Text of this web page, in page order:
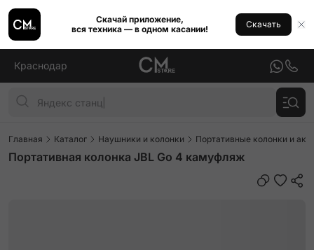
Скачай приложение,
вся техника — в одном касании!
Скачать
Краснодар
Главная Каталог Наушники и колонки Портативные колонки и
Портативная колонка JBL Go 4 камуфляж